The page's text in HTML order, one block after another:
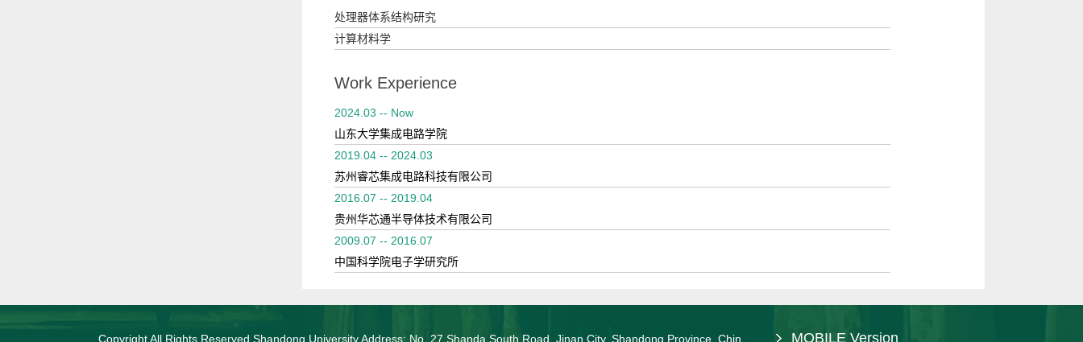
处理器体系结构研究
计算材料学
Work Experience
2024.03 -- Now
山东大学集成电路学院
2019.04 -- 2024.03
苏州睿芯集成电路科技有限公司
2016.07 -- 2019.04
贵州华芯通半导体技术有限公司
2009.07 -- 2016.07
中国科学院电子学研究所
Copyright All Rights Reserved Shandong University Address: No. 27 Shanda South Road, Jinan City, Shandong Province, Chin MOBILE Version